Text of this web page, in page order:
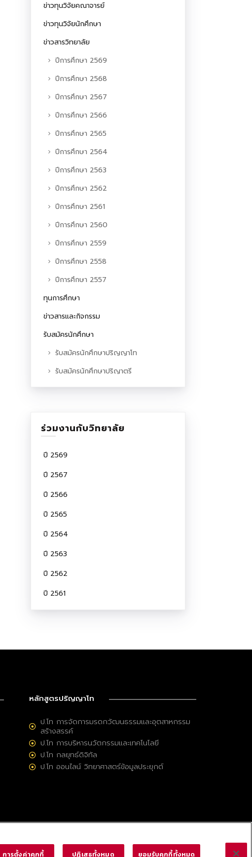
ข่าวทุนวิจัยคณาจารย์
ข่าวทุนวิจัยนักศึกษา
ข่าวสารวิทยาลัย
ปีการศึกษา 2569
ปีการศึกษา 2568
ปีการศึกษา 2567
ปีการศึกษา 2566
ปีการศึกษา 2565
ปีการศึกษา 2564
ปีการศึกษา 2563
ปีการศึกษา 2562
ปีการศึกษา 2561
ปีการศึกษา 2560
ปีการศึกษา 2559
ปีการศึกษา 2558
ปีการศึกษา 2557
ทุนการศึกษา
ข่าวสารและกิจกรรม
รับสมัครนักศึกษา
รับสมัครนักศึกษาปริญญาโท
รับสมัครนักศึกษาปริญาตรี
ร่วมงานกับวิทยาลัย
ปี 2569
ปี 2567
ปี 2566
ปี 2565
ปี 2564
ปี 2563
ปี 2562
ปี 2561
หลักสูตรปริญญาโท
ป.โท การจัดการมรดกวัฒนธรรมและอุตสาหกรรม
สร้างสรรค์
ป.โท การบริหารนวัตกรรมและเทคโนโลยี
ป.โท กลยุทธ์ดิจิทัล
ป.โท ออนไลน์ วิทยาศาสตร์ข้อมูลประยุกต์
การตั้งค่าคุกกี้ ปฏิเสธทั้งหมด ยอมรับคุกกี้ทั้งหมด